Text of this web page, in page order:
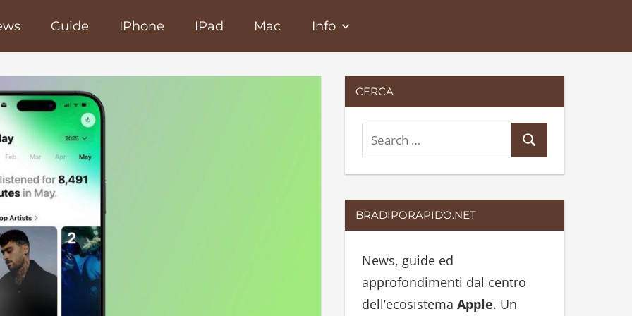
Guide IPhone IPad Mac Info
CERCA
e
a
r
c
f
o
r
e
c
BRADIPORAPIDO.NET
News, guide ed
approfondimenti dal centro
dell’ecosistema Apple. Un